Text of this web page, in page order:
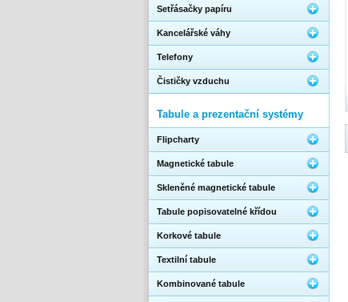
Setřásačky papíru
Kancelářské váhy
Telefony
Čističky vzduchu
Tabule a prezentační systémy
Flipcharty
Magnetické tabule
Skleněné magnetické tabule
Tabule popisovatelné křídou
Korkové tabule
Textilní tabule
Kombinované tabule